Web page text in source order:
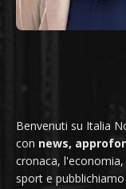
Benvenuti su Italia
con news,
cronaca,
sport e